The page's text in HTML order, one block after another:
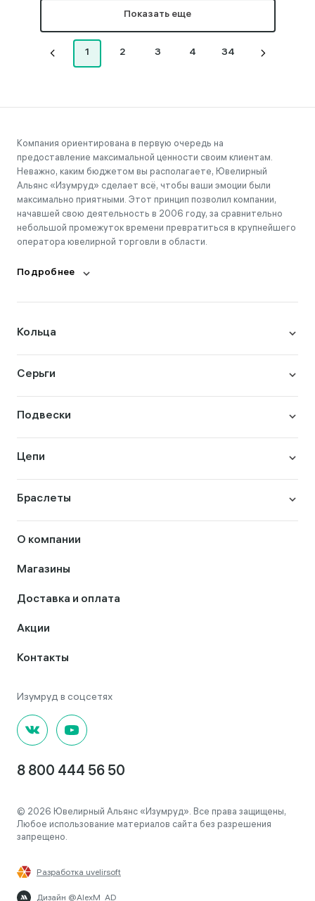
Показать еще
1 2 3 4 34
Компания ориентирована в первую очередь на
предоставление максимальной ценности своим клиентам.
Неважно, каким бюджетом вы располагаете, Ювелирный
Альянс «Изумруд» сделает всё, чтобы ваши эмоции были
максимально приятными. Этот принцип позволил компании,
начавшей свою деятельность в 2006 году, за сравнительно
небольшой промежуток времени превратиться в крупнейшего
оператора ювелирной торговли в области.
Подробнее
Кольца
Серьги
Подвески
Цепи
Браслеты
О компании
Магазины
Доставка и оплата
Акции
Контакты
8 800 444 56 50
© 2026 Ювелирный Альянс «Изумруд». Все права защищены,
Любое использование материалов сайта без разрешения
запрещено.
Разработка uvelirsoft
Дизайн @AlexM_AD